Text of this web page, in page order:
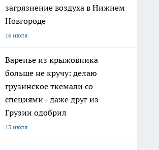
загрязнение воздуха в Нижнем
Новгороде
16 июля
Варенье из крыжовника
больше не кручу: делаю
грузинское ткемали со
специями - даже друг из
Грузии одобрил
13 июля